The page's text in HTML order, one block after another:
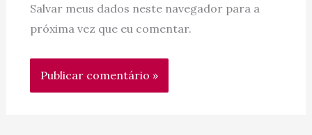
Salvar meus dados neste navegador para a
próxima vez que eu comentar.